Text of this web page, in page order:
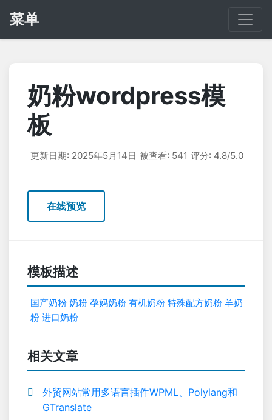
菜单
奶粉wordpress模
板
更新日期: 2025年5月14日 被查看: 541 评分: 4.8/5.0
在线预览
模板描述
国产奶粉 奶粉 孕妈奶粉 有机奶粉 特殊配方奶粉 羊奶
粉 进口奶粉
相关文章
外贸网站常用多语言插件WPML、Polylang和
GTranslate